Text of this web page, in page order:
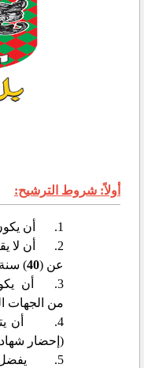
أولاً: شروط الترشيح:
1.
أن
2.
أن لا
عن (40) سنة
3.
أن
من الجهات
4.
أن
(إحضار
5.